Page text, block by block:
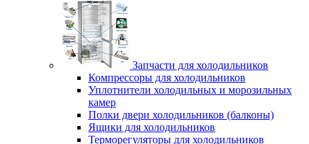
Запчасти для холодильников
Компрессоры для холодильников
Уплотнители холодильных и морозильных
камер
Полки двери холодильников (балконы)
Ящики для холодильников
Терморегуляторы для холодильников